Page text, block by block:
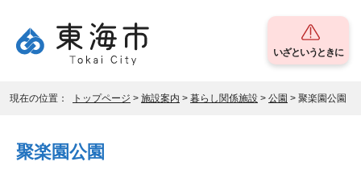
いざというときに
現在の位置： トップページ > 施設案内 > 暮らし関係施設 > 公園 > 聚楽園公園
聚楽園公園